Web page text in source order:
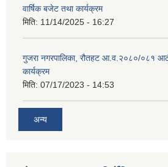
वार्षिक बजेट तथा कार्यक्रम
मिति: 11/14/2025 - 16:27
गुजरा नगरपालिका, रौतहट आ.व.२०८०/०८१
कार्यक्रम
मिति: 07/17/2023 - 14:53
अन्य